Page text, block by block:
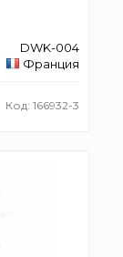
DWK-004
Франция
Код: 166932-3